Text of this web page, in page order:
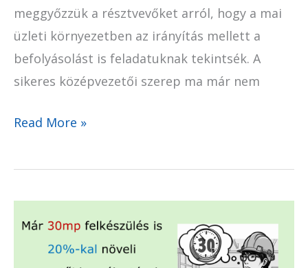
meggyőzzük a résztvevőket arról, hogy a mai
üzleti környezetben az irányítás mellett a
befolyásolást is feladatuknak tekintsék. A
sikeres középvezetői szerep ma már nem
Read More »
négy
vezetői